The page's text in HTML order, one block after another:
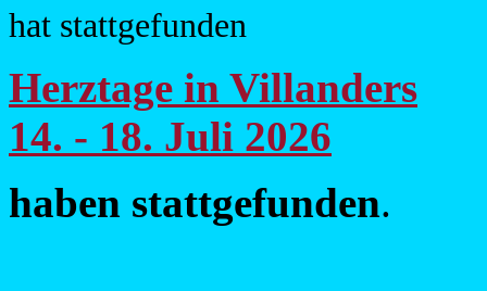
hat stattgefunden
Herztage in Villanders
14. - 18. Juli 2026
haben stattgefunden.